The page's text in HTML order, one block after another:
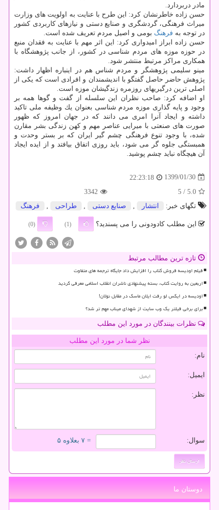
مادر دربردارد.
حسن زاده خاطرنشان كرد: این طرح با عنایت به اولویت های وزارت
میراث فرهنگی، گردشگری و صنایع دستی و نیازهای كاربردی كشور
در توجه به فرهنگ بومی و اصیل مردم تعریف شده است.
حسن زاده ابراز امیدواری كرد: این اثر مهم با عنایت به فقدان منبع
در حوزه موزه های مردم شناسی در كشور، از جانب پژوهشگاه با
همكاری مراكز مرتبط منتشر شود.
مینو سلیمی پژوهشگر و مردم شناس هم در اینباره اظهار داشت:
پژوهش حاضر حاصل گفتگو با اندیشمندان و افرادی است كه یكی از
اصلی ترین درگیریهای روزمره زندگیشان موزه است.
او اضافه كرد: صاحب نظران این سلسله از گفت و گوها همه بر
وجود و پایه گذاری موزه مردم شناسی بعنوان یك وظیفه ملی تاكید
داشته و ایجاد آنرا امری می دانند كه در جهان امروز كه ظهور
صورت های صنعتی با میرایی عناصر مهم و كهن زندگی بشر مقارن
شده، با وجود تنوع فرهنگی چشم گیر ایران كه بر بستر وحدت و
همبستگی جلوه گر می شود، باید روزی اتفاق بیافتد و از ایده ایجاد
آن هیچگاه نباید چشم پوشید.
1399/01/30
22:23:18
5.0
/ 5
3342
تگهای خبر:
انتشار , صنایع دستی , طراحی , فرهنگ
این مطلب کادودونی را می پسندید؟ (1)
(0)
تازه ترین مطالب مرتبط
فیلم اودیسه فروش کتاب را افزایش داد جایگاه ترجمه های متفاوت
اربعین به روایت کتاب، بسته پیشنهادی ناشران انقلاب اسلامی معرفی گردید
اودیسه در ایکس لو رفت ایلان ماسک در مقابل نولان!
برای برخی فیلتر یک وب سایت از شهدای میناب مهم تر شد؟
نظرات بینندگان در مورد این مطلب
نظر شما در مورد این مطلب
نام:
ایمیل:
نظر:
سوال: = ۷ بعلاوه ۵
دوستان ما